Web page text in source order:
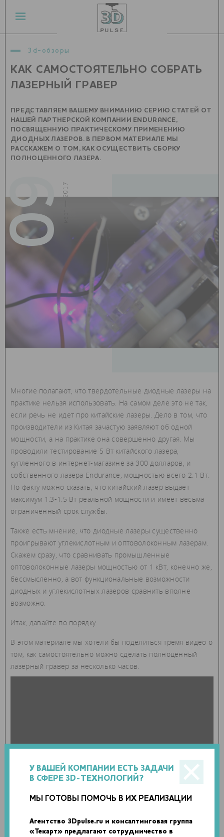
У ВАШЕЙ КОМПАНИИ ЕСТЬ ЗАДАЧИ
В СФЕРЕ 3D-ТЕХНОЛОГИЙ?
МЫ ГОТОВЫ ПОМОЧЬ В ИХ РЕАЛИЗАЦИИ
Агентство 3Dpulse.ru и консалтинговая группа
«Текарт» предлагают сотрудничество в
3d-обзоры
КАК САМОСТОЯТЕЛЬНО СОБРАТЬ
ЛАЗЕРНЫЙ ГРАВЕР
ПРЕДСТАВЛЯЕМ ВАШЕМУ ВНИМАНИЮ СЕРИЮ СТАТЕЙ ОТ
НАШЕЙ ПАРТНЕРСКОЙ КОМПАНИИ ENDURANCE,
ПОСВЯЩЕННУЮ ПРАКТИЧЕСКОМУ ПРИМЕНЕНИЮ
ДИОДНЫХ ЛАЗЕРОВ. В ПЕРВОМ МАТЕРИАЛЕ МЫ
РАССКАЖЕМ О ТОМ, КАК ОСУЩЕСТВИТЬ СБОРКУ
ПОЛНОЦЕННОГО ЛАЗЕРА.
09
март — 2017
Многие полагают, что твердотельные диодные лазеры на
практике нельзя использовать. На самом деле это не так,
если речь не идет про китайские лазеры. Дело в том, что
производители из Китая зачастую заявляют об одной
мощности, а на практике она совершенно другая. Мы
проводили тестирование 5 Вт китайского лазера,
купленного в интернет-магазине за 300 долларов, и
собственного лазера Endurance, мощностью всего 2.1 Вт.
По факту можно сказать, что китайский лазер выдает
максимум 1.3-1.5 Вт реальной мощности и имеет весьма
ограниченный срок службы.
Также есть мнение, что диодные лазеры существенно
проигрывают углекислотным и оптоволоконным лазерам.
Скажем сразу, что сравнивать промышленные
оптоволоконные лазеры мощностью от 1 кВт, конечно же,
бессмысленно, а вот функциональные возможности
диодных и углекислотных лазеров сравнить вполне
возможно.
Итак, давайте по порядку.
В этом материале мы хотели бы поделиться тремя видео о
том, как самостоятельно можно сделать полноценный
лазерный гравер за несколько часов.